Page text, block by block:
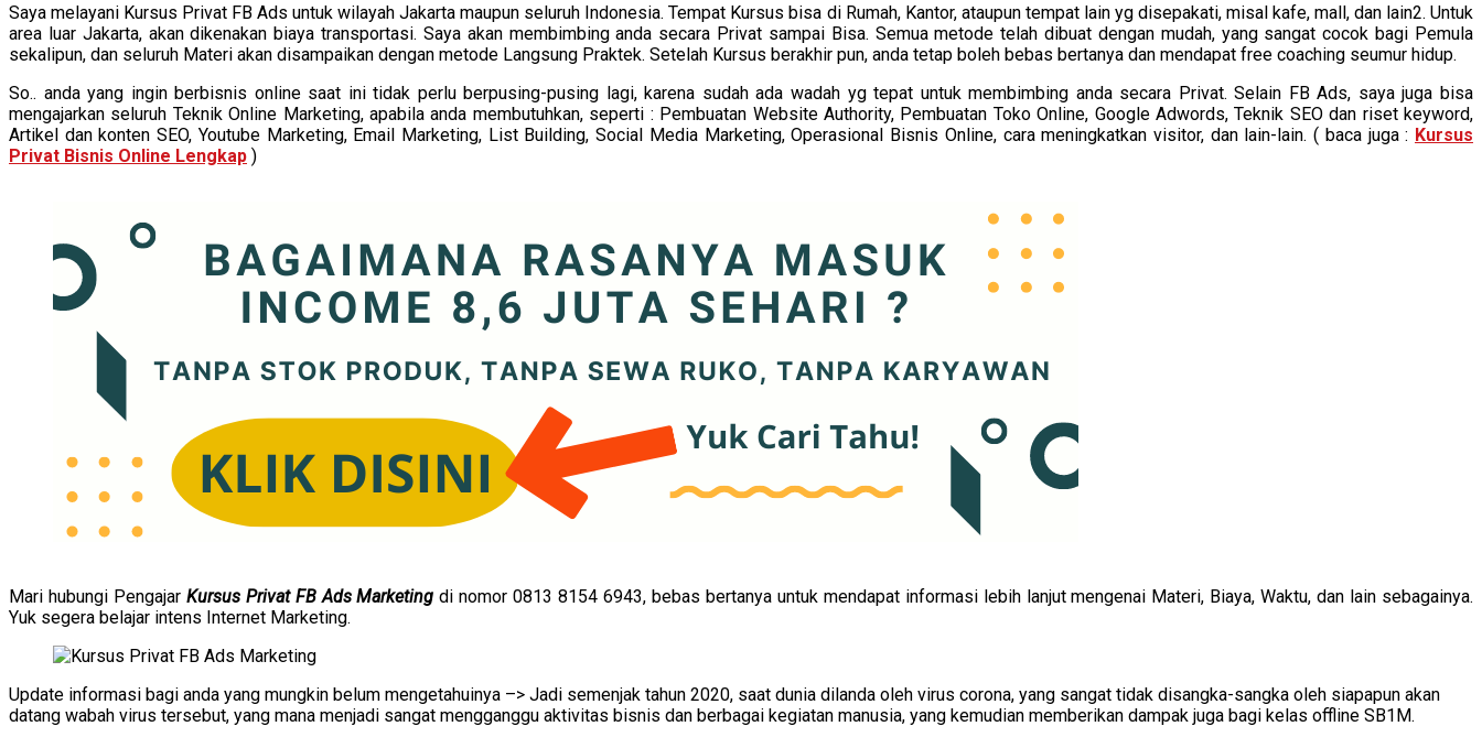
Saya melayani Kursus Privat FB Ads untuk wilayah Jakarta maupun seluruh Indonesia. Tempat Kursus bisa di Rumah, Kantor, ataupun tempat lain yg disepakati, misal kafe, mall, dan lain2. Untuk
area luar Jakarta, akan dikenakan biaya transportasi. Saya akan membimbing anda secara Privat sampai Bisa. Semua metode telah dibuat dengan mudah, yang sangat cocok bagi Pemula
sekalipun, dan seluruh Materi akan disampaikan dengan metode Langsung Praktek. Setelah Kursus berakhir pun, anda tetap boleh bebas bertanya dan mendapat free coaching seumur hidup.
So.. anda yang ingin berbisnis online saat ini tidak perlu berpusing-pusing lagi, karena sudah ada wadah yg tepat untuk membimbing anda secara Privat. Selain FB Ads, saya juga bisa
mengajarkan seluruh Teknik Online Marketing, apabila anda membutuhkan, seperti : Pembuatan Website Authority, Pembuatan Toko Online, Google Adwords, Teknik SEO dan riset keyword,
Artikel dan konten SEO, Youtube Marketing, Email Marketing, List Building, Social Media Marketing, Operasional Bisnis Online, cara meningkatkan visitor, dan lain-lain. ( baca juga : Kursus
Privat Bisnis Online Lengkap )
Mari hubungi Pengajar Kursus Privat FB Ads Marketingdi nomor 0813 8154 6943, bebas bertanya untuk mendapat informasi lebih lanjut mengenai Materi, Biaya, Waktu, dan lain sebagainya.
Yuk segera belajar intens Internet Marketing.
Update informasi bagi anda yang mungkin belum mengetahuinya –> Jadi semenjak tahun 2020, saat dunia dilanda oleh virus corona, yang sangat tidak disangka-sangka oleh siapapun akan
datang wabah virus tersebut, yang mana menjadi sangat mengganggu aktivitas bisnis dan berbagai kegiatan manusia, yang kemudian memberikan dampak juga bagi kelas offline SB1M.